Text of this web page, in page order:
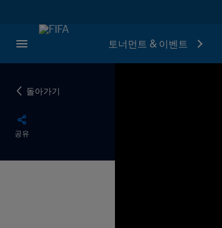
토너먼트 & 이벤트
돌아가기
공유